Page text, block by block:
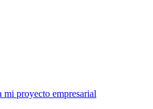
mi proyecto empresarial